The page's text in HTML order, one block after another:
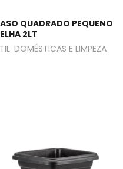
QUADRADO PEQUENO
2LT
DOMÉSTICAS E LIMPEZA